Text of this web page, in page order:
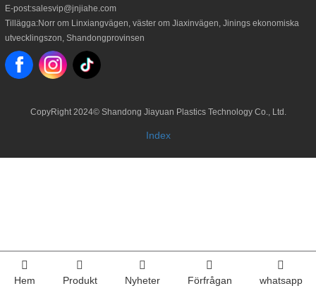
E-post:salesvip@jnjiahe.com
Tillägga:Norr om Linxiangvägen, väster om Jiaxinvägen, Jinings ekonomiska
utvecklingszon, Shandongprovinsen
CopyRight 2024© Shandong Jiayuan Plastics Technology Co., Ltd.
Index
Hem Produkt Nyheter Förfrågan whatsapp